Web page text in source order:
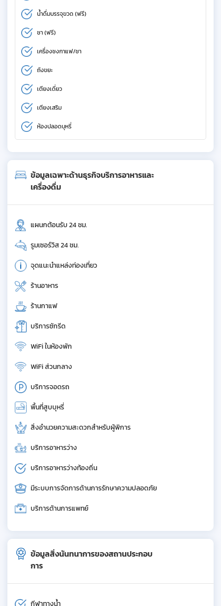
น้ำดื่มบรรจุขวด (ฟรี)
ชา (ฟรี)
เครื่องชงกาแฟ/ชา
ถังขยะ
เตียงเดี่ยว
เตียงเสริม
ห้องปลอดบุหรี่
ข้อมูลเฉพาะด้านธุรกิจบริการอาหารและ
เครื่องดื่ม
แผนกต้อนรับ 24 ชม.
รูมเซอร์วิส 24 ชม.
จุดแนะนำแหล่งท่องเที่ยว
ร้านอาหาร
ร้านกาแฟ
บริการซักรีด
WiFi ในห้องพัก
WiFi ส่วนกลาง
บริการจอดรถ
พื้นที่สูบบุหรี่
สิ่งอำนวยความสะดวกสำหรับผู้พิการ
บริการอาหารว่าง
บริการอาหารว่างท้องถิ่น
มีระบบการจัดการด้านการรักษาความปลอดภัย
บริการด้านการแพทย์
ข้อมูลสิ่งนันทนาการของสถานประกอบ
การ
กีฬาทางน้ำ